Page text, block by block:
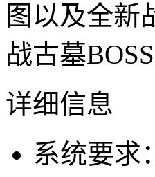
图以及全新
战古墓BOSS
详细信息
系统要求